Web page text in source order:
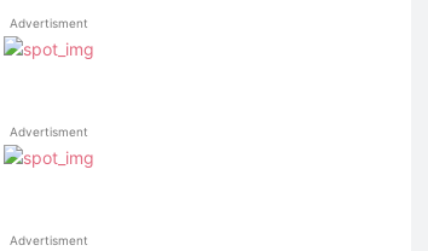
Advertisment
Advertisment
Advertisment